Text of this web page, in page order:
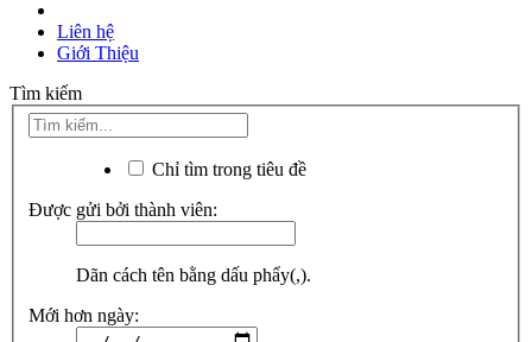
Liên hệ
Giới Thiệu
Tìm kiếm
Chỉ tìm trong tiêu đề
Được gửi bởi thành viên:
Dãn cách tên bằng dấu phẩy(,).
Mới hơn ngày: